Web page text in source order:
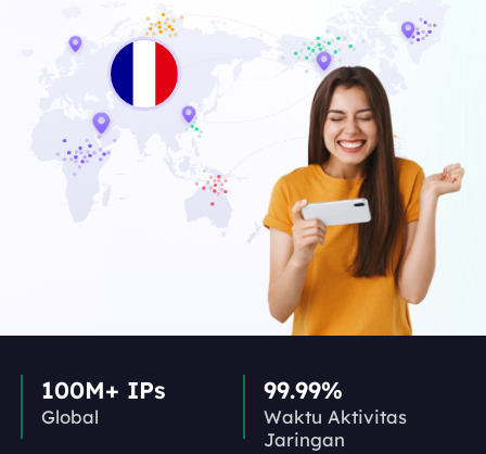
100M+ IPs
Global
99.99%
Waktu Aktivitas
Jaringan